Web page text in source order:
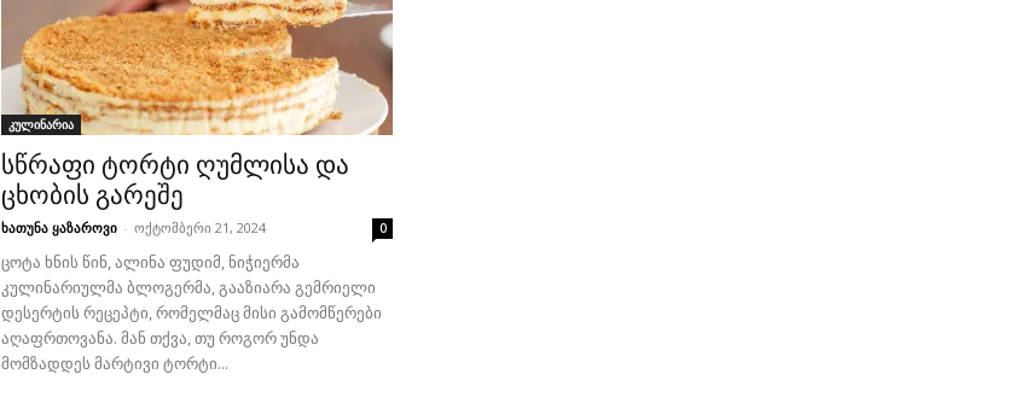
კულინარია
სწრაფი ტორტი ღუმლისა და
ცხობის გარეშე
ხათუნა ყაზაროვი - ოქტომბერი 21, 2024 0
ცოტა ხნის წინ, ალინა ფუდიმ, ნიჭიერმა
კულინარიულმა ბლოგერმა, გააზიარა გემრიელი
დესერტის რეცეპტი, რომელმაც მისი გამომწერები
აღაფრთოვანა. მან თქვა, თუ როგორ უნდა
მომზადდეს მარტივი ტორტი...